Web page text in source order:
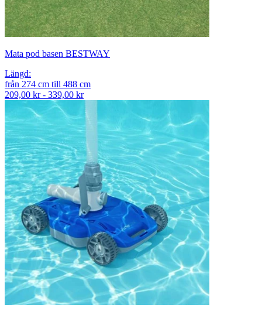
Mata pod basen BESTWAY
Längd:
från 274 cm till 488 cm
209,00 kr - 339,00 kr